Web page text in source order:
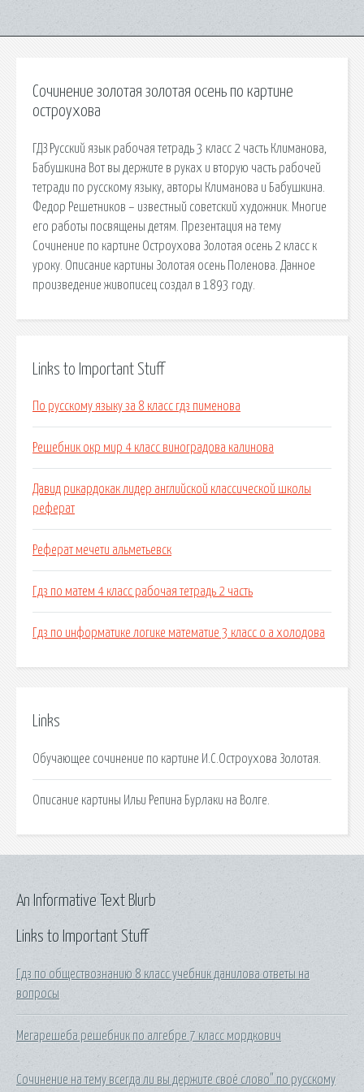
Сочинение золотая золотая осень по картине
остроухова
ГДЗ Русский язык рабочая тетрадь 3 класс 2 часть Климанова,
Бабушкина Вот вы держите в руках и вторую часть рабочей
тетради по русскому языку, авторы Климанова и Бабушкина.
Федор Решетников – известный советский художник. Многие
его работы посвящены детям. Презентация на тему
Сочинение по картине Остроухова Золотая осень 2 класс к
уроку. Описание картины Золотая осень Поленова. Данное
произведение живописец создал в 1893 году.
Links to Important Stuff
По русскому языку за 8 класс гдз пименова
Решебник окр мир 4 класс виноградова калинова
Давид рикардокак лидер английской классической школы
реферат
Реферат мечети альметьевск
Гдз по матем 4 класс рабочая тетрадь 2 часть
Гдз по информатике логике математие 3 класс о а холодова
Links
Обучающее сочинение по картине И.С.Остроухова Золотая.
Описание картины Ильи Репина Бурлаки на Волге.
Links to Important Stuff
Гдз по обществознанию 8 класс учебник данилова ответы на
вопросы
Мегарешеба решебник по алгебре 7 класс мордкович
Сочинение на тему всегда ли вы держите своё слово".по русскому
An Informative Text Blurb